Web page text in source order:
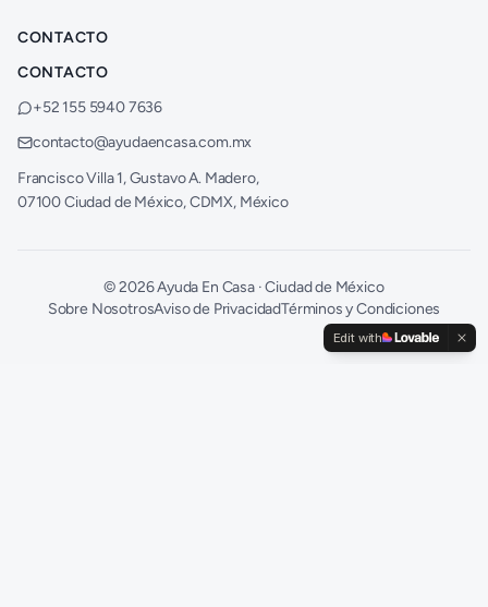
CONTACTO
CONTACTO
+52 155 5940 7636
contacto@ayudaencasa.com.mx
Francisco Villa 1, Gustavo A. Madero,
07100 Ciudad de México, CDMX, México
©2026Ayuda En Casa · Ciudad de México
Sobre NosotrosAviso de PrivacidadTérminos y Condiciones
Edit with